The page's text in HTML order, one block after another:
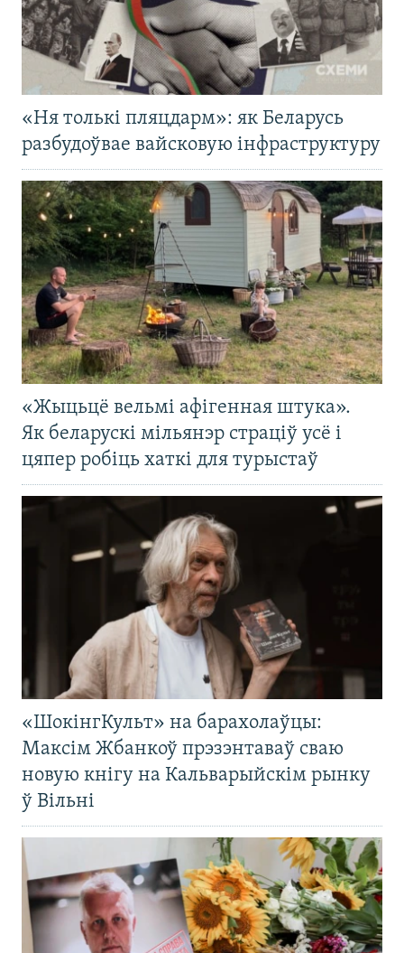
«Ня толькі пляцдарм»: як Беларусь
разбудоўвае вайсковую інфраструктуру
«Жыцьцё вельмі афігенная штука».
Як беларускі мільянэр страціў усё і
цяпер робіць хаткі для турыстаў
«ШокінгКульт» на барахолаўцы:
Максім Жбанкоў прэзэнтаваў сваю
новую кнігу на Кальварыйскім рынку
ў Вільні